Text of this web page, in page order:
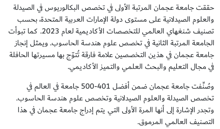
حققت جامعة عجمان المرتبة الأولى في تخصص البكالوريوس في الصيدلة
والعلوم الصيدلانية على مستوى دولة الإمارات العربية المتحدة، بحسب
تصنيف شنغهاي العالمي للتخصصات الأكاديمية لعام 2023. كما تبوأت
الجامعة المرتبة الثانية في تخصص علوم هندسة الحاسوب. ويمثل إنجاز
جامعة عجمان في هذين التخصصين علامة فارقة تُتوّج بها مسيرتها الحافلة
في مجال التعليم والبحث العلمي والتميز الأكاديمي.
وصُنِّفت جامعة عجمان ضمن أفضل 401-500 جامعة في العالم في
تخصص الصيدلة والعلوم الصيدلانية وتخصص علوم هندسة الحاسوب.
وتجدر الإشارة إلى أنها المرة الأولى التي يتم إدراج جامعة عجمان في هذا
التصنيف العالمي المرموق.